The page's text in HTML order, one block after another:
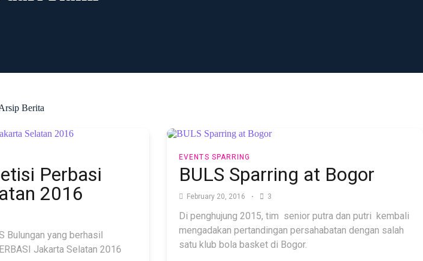
Berita
Perbasi
2016
Bulungan yang berhasil
Jakarta Selatan 2016
EVENTS SPARRING
BULS Sparring at Bogor
February 20, 2016 3
Di penghujung 2015, tim senior putra dan putri kembali
mengadakan pertandingan persahabatan dengan salah
satu klub bola basket di Bogor.